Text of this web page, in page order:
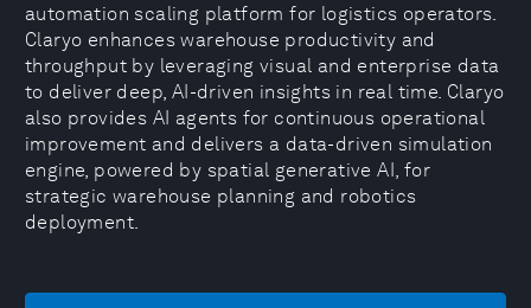
automation scaling platform for logistics operators.
Claryo enhances warehouse productivity and
throughput by leveraging visual and enterprise data
to deliver deep, AI-driven insights in real time. Claryo
also provides AI agents for continuous operational
improvement and delivers a data-driven simulation
engine, powered by spatial generative AI, for
strategic warehouse planning and robotics
deployment.